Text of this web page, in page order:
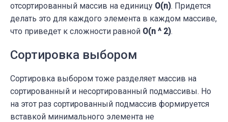
отсортированный массив на единицу O(n). Придется
делать это для каждого элемента в каждом массиве,
что приведет к сложности равной O(n ^ 2).
Сортировка выбором
Сортировка выбором тоже разделяет массив на
сортированный и несортированный подмассивы. Но
на этот раз сортированный подмассив формируется
вставкой минимального элемента не